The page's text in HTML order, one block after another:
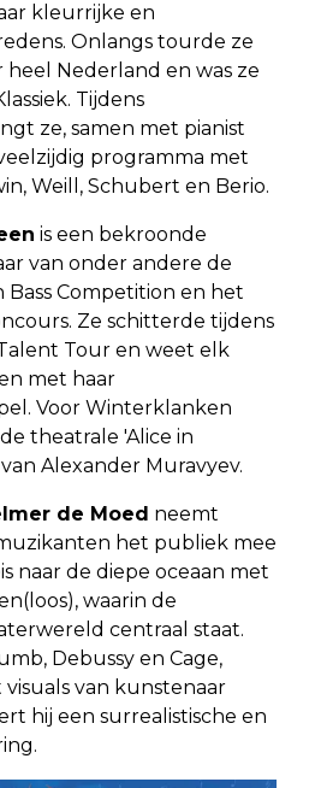
kleurrijke en
Onlangs tourde ze
Nederland en was ze
Tijdens
ze, samen met pianist
programma met
Weill, Schubert en Berio.
is een bekroonde
van onder andere de
Bass Competition en het
Ze schitterde tijdens
Tour en weet elk
met haar
Voor Winterklanken
theatrale 'Alice in
Alexander Muravyev.
de Moed neemt
het publiek mee
naar de diepe oceaan met
waarin de
centraal staat.
Debussy en Cage,
van kunstenaar
hij een surrealistische en